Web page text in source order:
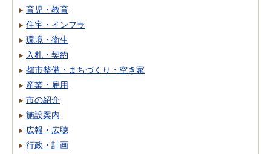
育児・教育
住宅・インフラ
環境・衛生
入札・契約
都市整備・まちづくり・空き家
産業・雇用
市の紹介
施設案内
広報・広聴
行政・計画